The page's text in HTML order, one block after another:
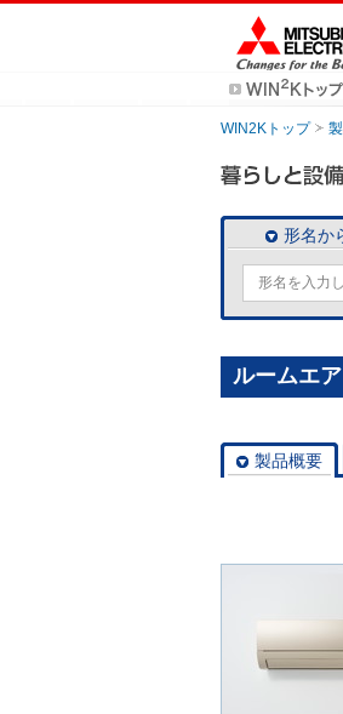
WIN2Kトップ
形名か
ルームエ
製品概要